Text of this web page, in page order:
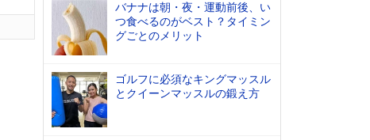
バナナは朝・夜・運動前後、い
つ食べるのがベスト？タイミン
グごとのメリット
ゴルフに必須なキングマッスル
とクイーンマッスルの鍛え方